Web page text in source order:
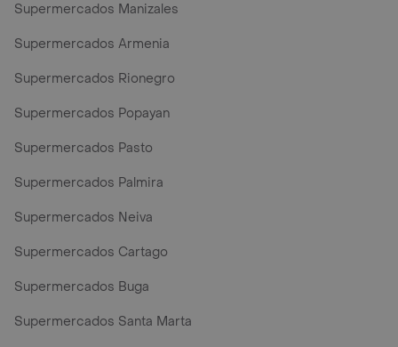
Supermercados Manizales
Supermercados Armenia
Supermercados Rionegro
Supermercados Popayan
Supermercados Pasto
Supermercados Palmira
Supermercados Neiva
Supermercados Cartago
Supermercados Buga
Supermercados Santa Marta